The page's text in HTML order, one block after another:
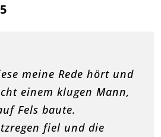
meine Rede hört und
einem klugen Mann,
Fels baute.
fiel und die